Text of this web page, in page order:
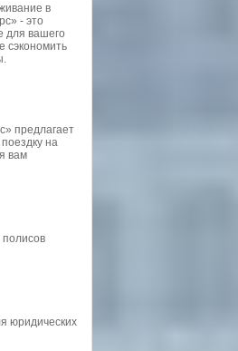
в
- это
для вашего
сэкономить
предлагает
на
вам
юридических